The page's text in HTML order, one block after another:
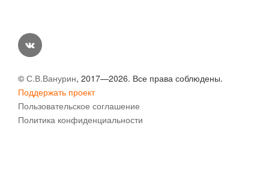
vk
© С.В.Ванурин, 2017—2026. Все права соблюдены.
Поддержать проект
Пользовательское соглашение
Политика конфиденциальности